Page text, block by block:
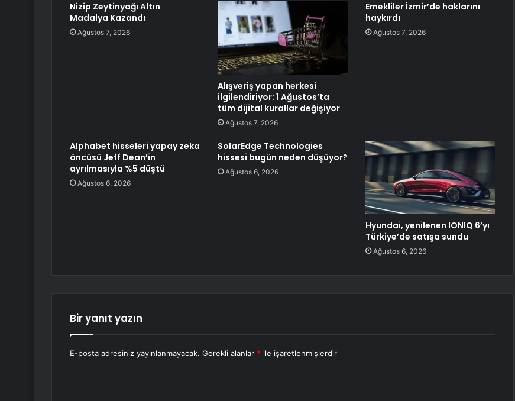
Nizip Zeytinyağı Altın
Madalya Kazandı
Ağustos 7, 2026
Alışveriş yapan herkesi
ilgilendiriyor: 1 Ağustos’ta
tüm dijital kurallar değişiyor
Ağustos 7, 2026
Emekliler İzmir’de haklarını
haykırdı
Ağustos 7, 2026
Alphabet hisseleri yapay zeka
öncüsü Jeff Dean’in
ayrılmasıyla %5 düştü
Ağustos 6, 2026
SolarEdge Technologies
hissesi bugün neden düşüyor?
Ağustos 6, 2026
Hyundai, yenilenen IONIQ 6’yı
Türkiye’de satışa sundu
Ağustos 6, 2026
Bir yanıt yazın
E-posta adresiniz yayınlanmayacak. Gerekli alanlar * ile işaretlenmişlerdir